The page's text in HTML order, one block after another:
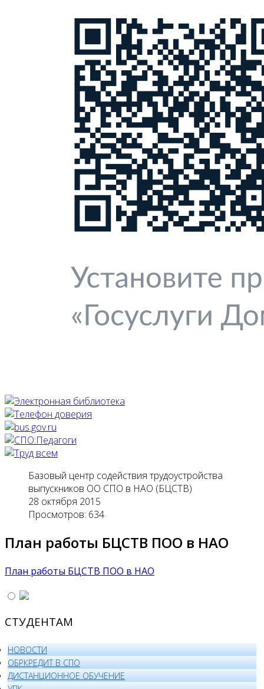
Базовый центр содействия трудоустройства
выпускников ОО СПО в НАО (БЦСТВ)
28 октября 2015
Просмотров: 634
План работы БЦСТВ ПОО в НАО
План работы БЦСТВ ПОО в НАО
СТУДЕНТАМ
НОВОСТИ
ОБРКРЕДИТ В СПО
ДИСТАНЦИОННОЕ ОБУЧЕНИЕ